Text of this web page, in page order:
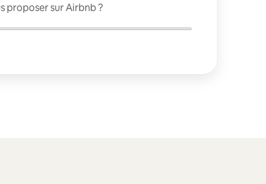
proposer sur Airbnb ?